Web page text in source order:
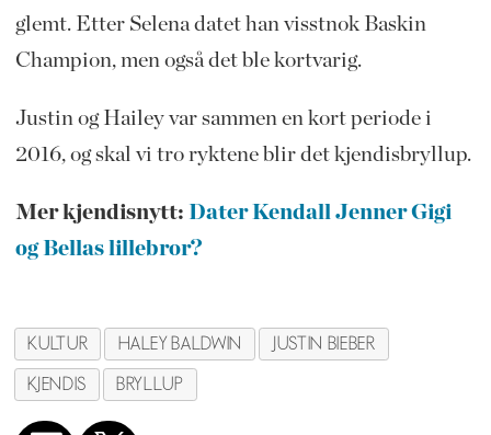
glemt. Etter Selena datet han visstnok Baskin
Champion, men også det ble kortvarig.
Justin og Hailey var sammen en kort periode i
2016, og skal vi tro ryktene blir det kjendisbryllup.
Mer kjendisnytt: Dater Kendall Jenner Gigi
og Bellas lillebror?
KULTUR HALEY BALDWIN
JUSTIN BIEBER
KJENDIS
BRYLLUP